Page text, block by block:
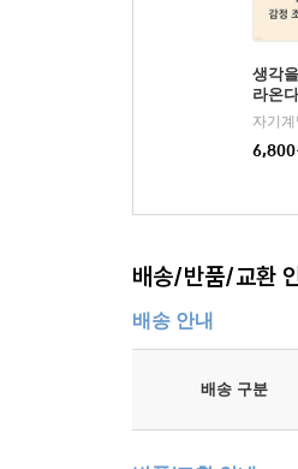
생각
라온다
자기
6,800
배송/반품/교환
배송 안내
배송 구분